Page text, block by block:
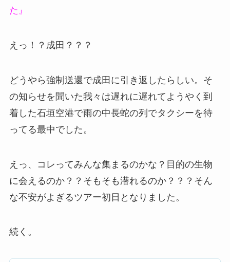
た』
えっ！？成田？？？
どうやら強制送還で成田に引き返したらしい。そ
の知らせを聞いた我々は遅れに遅れてようやく到
着した石垣空港で雨の中長蛇の列でタクシーを待
ってる最中でした。
えっ、コレってみんな集まるのかな？目的の生物
に会えるのか？？そもそも潜れるのか？？？そん
な不安がよぎるツアー初日となりました。
続く。